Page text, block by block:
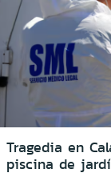
Tragedia en
piscina de